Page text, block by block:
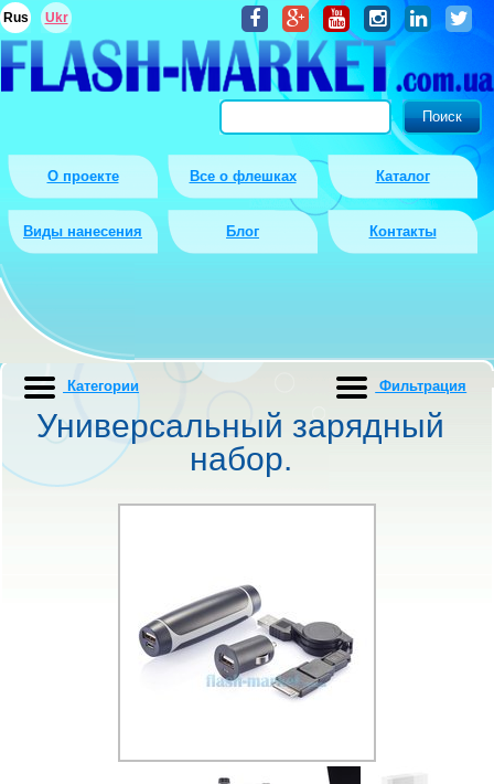
О проекте Все о флешках Каталог
Виды нанесения Блог Контакты
Rus Ukr
Универсальный зарядный
набор.
Категории Фильтрация